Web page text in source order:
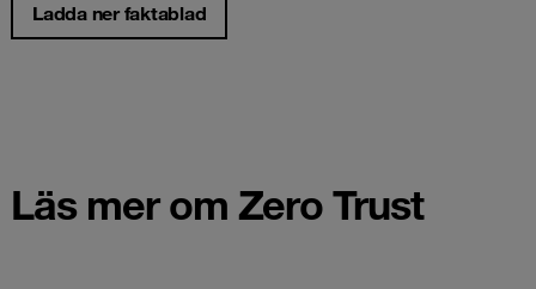
Ladda ner faktablad
Läs mer om Zero Trust